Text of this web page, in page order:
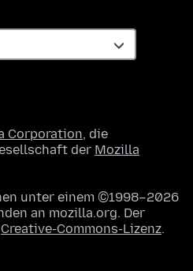
Corporation, die
der Mozilla
unter einem ©1998–2026
an mozilla.org. Der
Creative-Commons-Lizenz.